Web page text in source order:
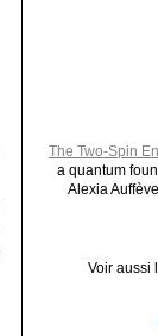
The Two-Spin
a quantum
Alexia
Voir aussi